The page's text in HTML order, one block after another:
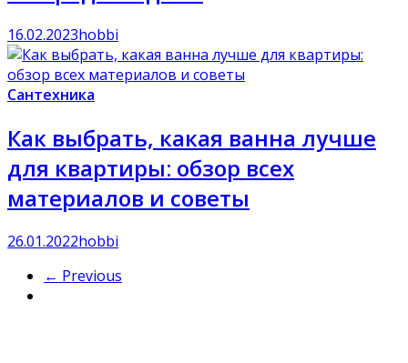
16.02.2023hobbi
Сантехника
Как выбрать, какая ванна лучше
для квартиры: обзор всех
материалов и советы
26.01.2022hobbi
← Previous